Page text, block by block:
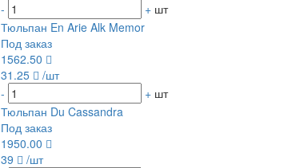
-
+ шт
Тюльпан En Arie Alk Memor
Под заказ
1562.50
31.25
/шт
-
+ шт
Тюльпан Du Cassandra
Под заказ
1950.00
39
/шт